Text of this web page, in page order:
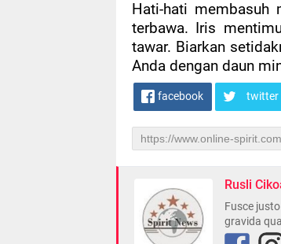
Hati-hati membasuh
terbawa. Iris
tawar. Biarkan
Anda dengan daun
facebook twitter
Rusli
Fusce
gravida